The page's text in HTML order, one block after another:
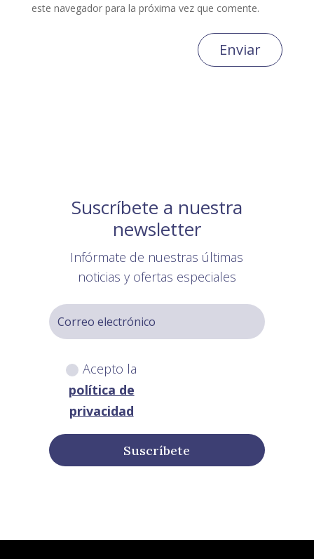
este navegador para la próxima vez que comente.
Enviar
Suscríbete a nuestra
newsletter
Infórmate de nuestras últimas
noticias y ofertas especiales
Acepto la
política de
privacidad
Suscríbete